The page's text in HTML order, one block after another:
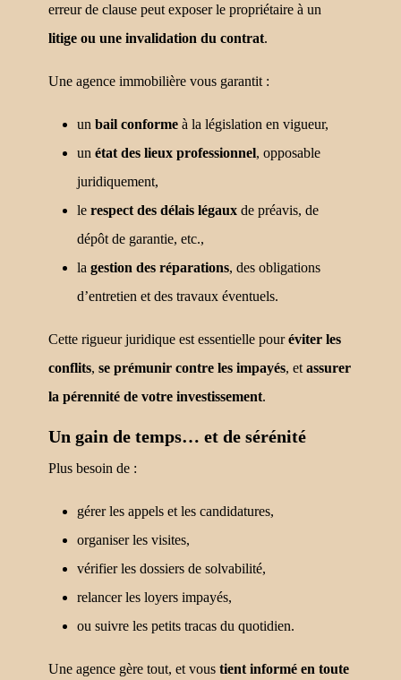
erreur de clause peut exposer le propriétaire à un
litige ou une invalidation du contrat.
Une agence immobilière vous garantit :
un bail conforme à la législation en vigueur,
un état des lieux professionnel, opposable
juridiquement,
le respect des délais légaux de préavis, de
dépôt de garantie, etc.,
la gestion des réparations, des obligations
d’entretien et des travaux éventuels.
Cette rigueur juridique est essentielle pouréviter les
conflits, se prémunir contre les impayés, et assurer
la pérennité de votre investissement.
Un gain de temps… et de sérénité
Plus besoin de :
gérer les appels et les candidatures,
organiser les visites,
vérifier les dossiers de solvabilité,
relancer les loyers impayés,
ou suivre les petits tracas du quotidien.
Une agence gère tout, et vous tient informé en toute